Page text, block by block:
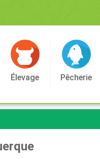
Élevage Pêcherie